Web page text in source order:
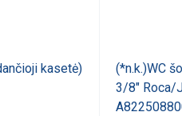
kasetė)
(*n.k.)WC
3/8" Roca/